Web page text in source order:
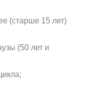
(старше 15 лет)
(50 лет и